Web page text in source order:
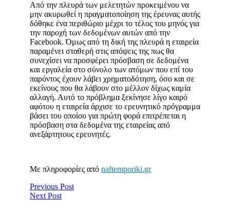
Από την πλευρά των μελετητών προκειμένου να
μην ακυρωθεί η πραγματοποίηση της έρευνας αυτής
δόθηκε ένα περιθώριο μέχρι το τέλος του μηνός για
την παροχή των δεδομένων αυτών από την
Facebook. Όμως από τη δική της πλευρά η εταιρεία
παραμένει σταθερή στις απόψεις της πως θα
συνεχίσει να προσφέρει πρόσβαση σε δεδομένα
και εργαλεία στο σύνολο των ατόμων που επί του
παρόντος έχουν λάβει χρηματοδότηση, όσο και σε
εκείνους που θα λάβουν στο μέλλον δίχως καμία
αλλαγή. Αυτό το πρόβλημα ξεκίνησε λίγο καιρό
αφότου η εταιρεία άρχισε το ερευνητικό πρόγραμμα
βάσει του οποίου για πρώτη φορά επιτρέπεται η
πρόσβαση στα δεδομένα της εταιρείας από
ανεξάρτητους ερευνητές.
Με πληροφορίες από naftemporiki.gr
Previous Post
Next Post